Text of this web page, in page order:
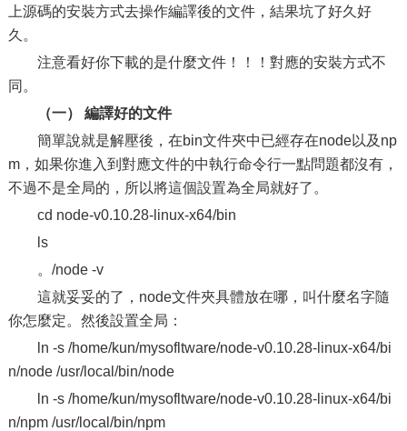
上源碼的安裝方式去操作編譯後的文件，結果坑了好久好
久。
注意看好你下載的是什麼文件！！！對應的安裝方式不
同。
（一） 編譯好的文件
簡單說就是解壓後，在bin文件夾中已經存在node以及np
m，如果你進入到對應文件的中執行命令行一點問題都沒有，
不過不是全局的，所以將這個設置為全局就好了。
cd node-v0.10.28-linux-x64/bin
ls
。/node -v
這就妥妥的了，node文件夾具體放在哪，叫什麼名字隨
你怎麼定。然後設置全局：
ln -s /home/kun/mysofltware/node-v0.10.28-linux-x64/bi
n/node /usr/local/bin/node
ln -s /home/kun/mysofltware/node-v0.10.28-linux-x64/bi
n/npm /usr/local/bin/npm